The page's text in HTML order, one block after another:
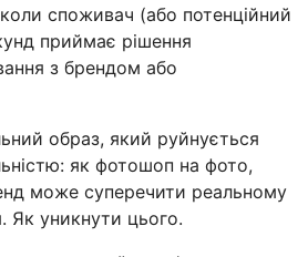
споживач (або потенційний
приймає рішення
з брендом або
образ, який руйнується
як фотошоп на фото,
може суперечити реальному
Як уникнути цього.